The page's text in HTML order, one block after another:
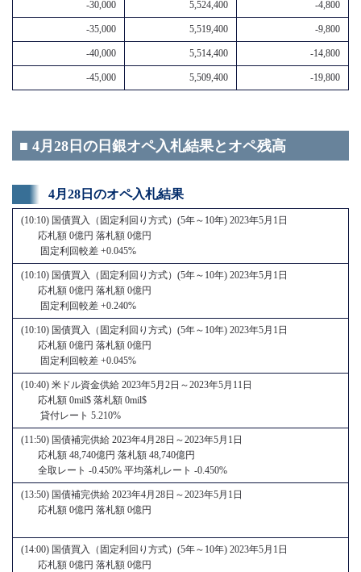
-30,000 5,524,400 -4,800
-35,000 5,519,400 -9,800
-40,000 5,514,400 -14,800
-45,000 5,509,400 -19,800
■ 4月28日の日銀オペ入札結果とオペ残高
4月28日のオペ入札結果
(10:10) 国債買入（固定利回り方式）(5年～10年) 2023年5月1日
応札額 0億円 落札額 0億円
固定利回較差 +0.045%
(10:10) 国債買入（固定利回り方式）(5年～10年) 2023年5月1日
応札額 0億円 落札額 0億円
固定利回較差 +0.240%
(10:10) 国債買入（固定利回り方式）(5年～10年) 2023年5月1日
応札額 0億円 落札額 0億円
固定利回較差 +0.045%
(10:40) 米ドル資金供給 2023年5月2日～2023年5月11日
応札額 0mil$ 落札額 0mil$
貸付レート 5.210%
(11:50) 国債補完供給 2023年4月28日～2023年5月1日
応札額 48,740億円 落札額 48,740億円
全取レート -0.450% 平均落札レート -0.450%
(13:50) 国債補完供給 2023年4月28日～2023年5月1日
応札額 0億円 落札額 0億円
(14:00) 国債買入（固定利回り方式）(5年～10年) 2023年5月1日
応札額 0億円 落札額 0億円